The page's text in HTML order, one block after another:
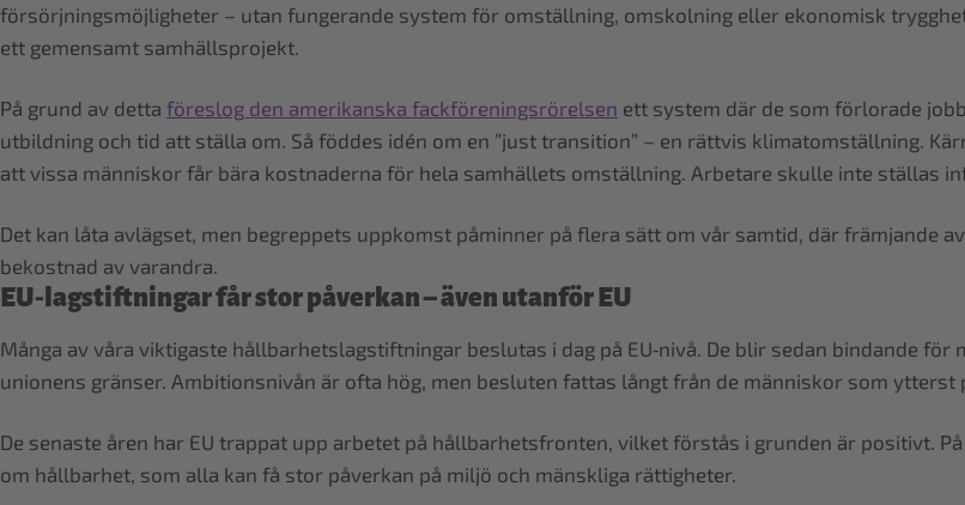
försörjningsmöjligheter – utan fungerande system för omställning, omskolning eller ekonomisk
ett gemensamt samhällsprojekt.
På grund av detta föreslog den amerikanska fackföreningsrörelsen ett system där de som förlorade
utbildning och tid att ställa om. Så föddes idén om en ”just transition” – en rättvis klimatomställning.
att vissa människor får bära kostnaderna för hela samhällets omställning. Arbetare skulle inte ställas
Det kan låta avlägset, men begreppets uppkomst påminner på flera sätt om vår samtid, där främjande
bekostnad av varandra.
EU‑lagstiftningar får stor påverkan – även utanför EU
Många av våra viktigaste hållbarhetslagstiftningar beslutas i dag på EU‑nivå. De blir sedan bindande
unionens gränser. Ambitionsnivån är ofta hög, men besluten fattas långt från de människor som ytterst
De senaste åren har EU trappat upp arbetet på hållbarhetsfronten, vilket förstås i grunden är positivt.
om hållbarhet, som alla kan få stor påverkan på miljö och mänskliga rättigheter.